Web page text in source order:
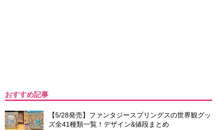
おすすめ記事
【5/28発売】ファンタジースプリングスの世界観グッ
ズ全41種類一覧！デザイン&値段まとめ